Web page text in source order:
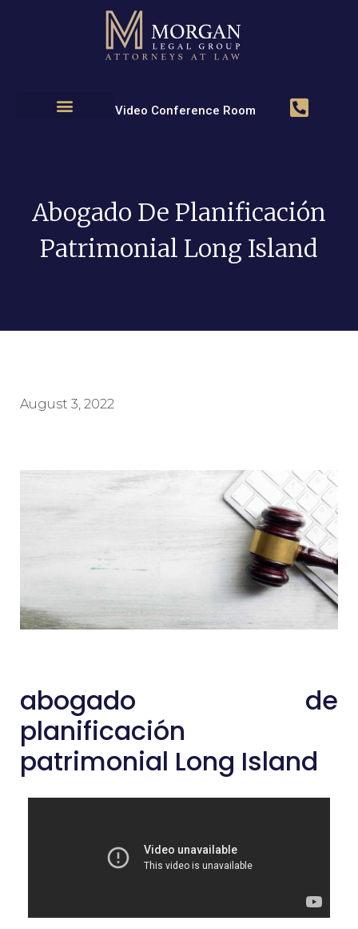
Video Conference Room
Abogado De Planificación
Patrimonial Long Island
August 3, 2022
abogado de
planificación
patrimonial Long Island